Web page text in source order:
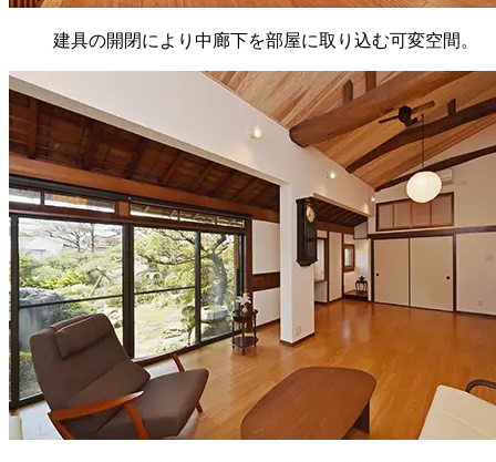
建具の開閉により中廊下を部屋に取り込む可変空間。